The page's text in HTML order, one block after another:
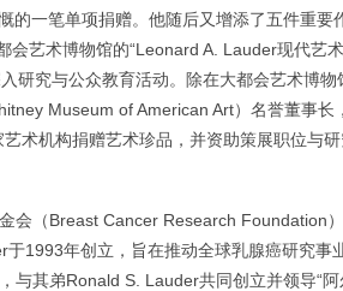
的一笔单项捐赠。他随后又增添了五件重要
会艺术博物馆的“Leonard A. Lauder现代艺
研究与公众教育活动。除在大都会艺术博物
Museum of American Art）名誉董事长
术机构捐赠艺术珍品，并资助策展职位与
会（Breast Cancer Research Foundation
1993年创立，旨在推动全球乳腺癌研究事
与其弟Ronald S. Lauder共同创立并领导“阿